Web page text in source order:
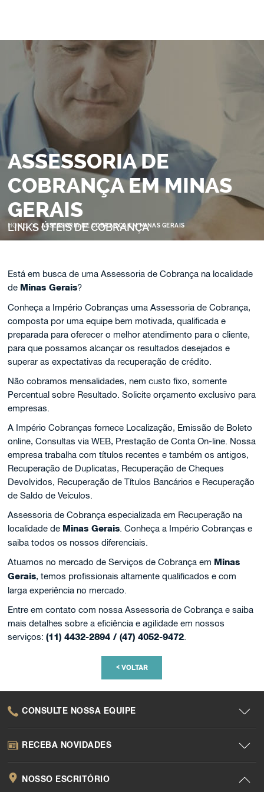
ASSESSORIA DE
COBRANÇA EM MINAS
GERAIS
LINKS ÚTEIS DE COBRANÇA
HOME > ASSESSORIA DE COBRANÇA EM MINAS GERAIS
Está em busca de uma Assessoria de Cobrança na localidade
de Minas Gerais?
Conheça a Império Cobranças uma Assessoria de Cobrança,
composta por uma equipe bem motivada, qualificada e
preparada para oferecer o melhor atendimento para o cliente,
para que possamos alcançar os resultados desejados e
superar as expectativas da recuperação de crédito.
Não cobramos mensalidades, nem custo fixo, somente
Percentual sobre Resultado. Solicite orçamento exclusivo para
empresas.
A Império Cobranças fornece Localização, Emissão de Boleto
online, Consultas via WEB, Prestação de Conta On-line. Nossa
empresa trabalha com títulos recentes e também os antigos,
Recuperação de Duplicatas, Recuperação de Cheques
Devolvidos, Recuperação de Títulos Bancários e Recuperação
de Saldo de Veículos.
Assessoria de Cobrança especializada em Recuperação na
localidade de Minas Gerais. Conheça a Império Cobranças e
saiba todos os nossos diferenciais.
Atuamos no mercado de Serviços de Cobrança em Minas
Gerais, temos profissionais altamente qualificados e com
larga experiência no mercado.
Entre em contato com nossa Assessoria de Cobrança e saiba
mais detalhes sobre a eficiência e agilidade em nossos
serviços:(11) 4432-2894 / (47) 4052-9472.
<VOLTAR
CONSULTE NOSSA EQUIPE
RECEBA NOVIDADES
NOSSO ESCRITÓRIO